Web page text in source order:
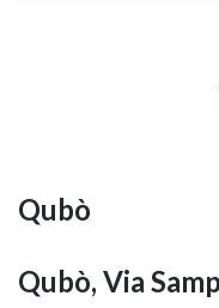
Qubò
Qubò, Via